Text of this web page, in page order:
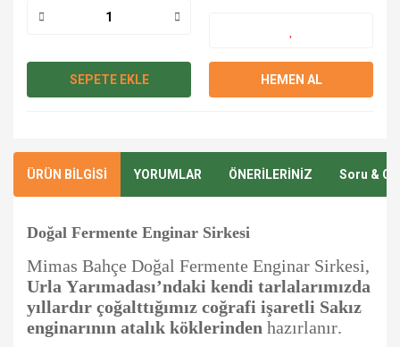
SEPETE EKLE HEMEN AL
ÜRÜN BİLGİSİ YORUMLAR ÖNERİLERİNİZ Soru &
Doğal Fermente Enginar Sirkesi
Mimas Bahçe Doğal Fermente Enginar Sirkesi,
Urla Yarımadası’ndaki kendi tarlalarımızda
yıllardır çoğalttığımız coğrafi işaretli Sakız
enginarının atalık köklerinden hazırlanır.